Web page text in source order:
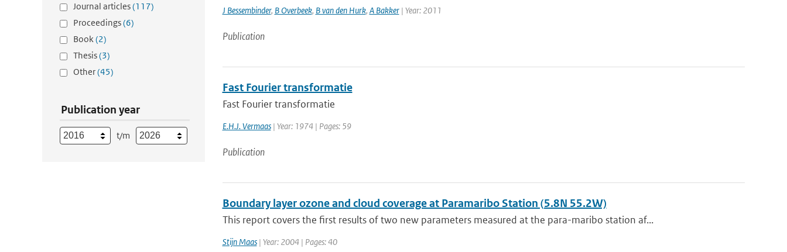
Journal articles(117)
Proceedings(6)
Book(2)
Thesis(3)
Other(45)
Publication year
t/m
J Bessembinder, B Overbeek, B van den Hurk, A Bakker| Year: 2011
Publication
Fast Fourier transformatie
Fast Fourier transformatie
E.H.J. Vermaas| Year: 1974 | Pages: 59
Publication
Boundary layer ozone and cloud coverage at Paramaribo Station (5.8N 55.2W)
This report covers the first results of two new parameters measured at the para-maribo station af...
Stijn Maas| Year: 2004 | Pages: 40